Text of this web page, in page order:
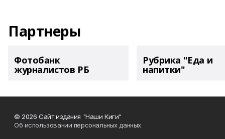
Партнеры
Фотобанк
журналистов РБ
Рубрика "Еда и
напитки"
© 2026 Сайт издания "Наши Киги"
Об использовании персональных данных